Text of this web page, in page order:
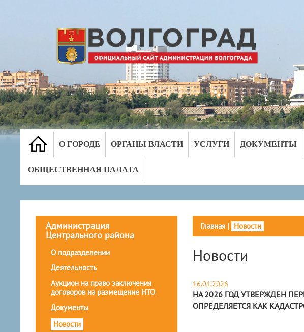
О ГОРОДЕ ОРГАНЫ ВЛАСТИ УСЛУГИ ДОКУМЕНТЫ
ОБЩЕСТВЕННАЯ ПАЛАТА
Администрация
Центрального района
О подразделении
Деятельность
Аукцион на право заключения
договоров на размещение НТО
Документы
Новости
Главная| Новости
Новости
16.01.2026
НА 2026 ГОД УТВЕРЖДЕН
ОПРЕДЕЛЯЕТСЯ КАК